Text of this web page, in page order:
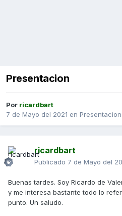
Presentacion
Por ricardbart
7 de Mayo del 2021 en
ricardbart
Publicado 7 de Mayo del
Buenas tardes. Soy Ricardo de
y me interesa bastante todo lo
punto. Un saludo.